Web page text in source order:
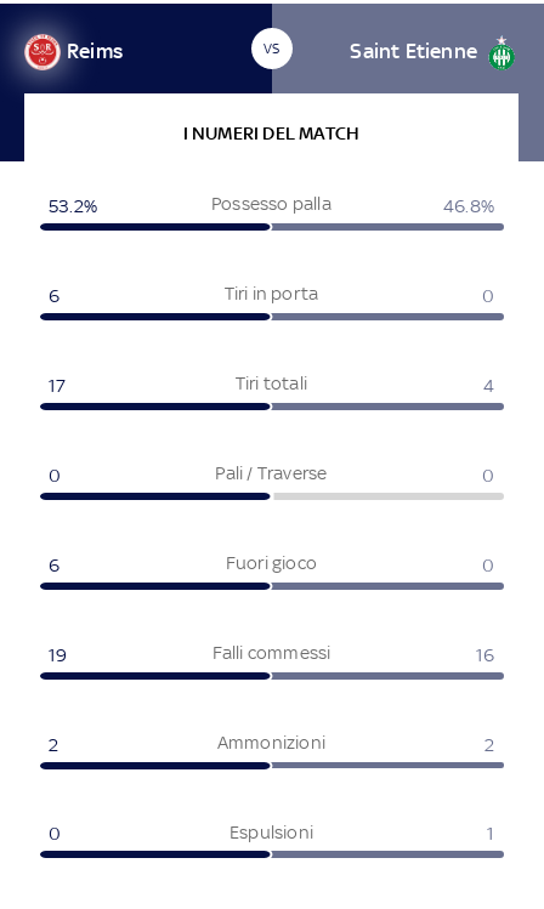
Reims VS Saint Etienne
I NUMERI DEL MATCH
Possesso palla
53.2% 46.8%
Tiri in porta
6 0
Tiri totali
17 4
Pali / Traverse
0 0
Fuori gioco
6 0
Falli commessi
19 16
Ammonizioni
2 2
Espulsioni
0 1